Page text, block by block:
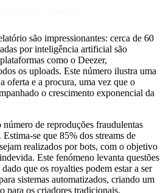
são impressionantes: cerca de 60
por inteligência artificial são
como o Deezer,
os uploads. Este número ilustra uma
oferta e a procura, uma vez que o
o crescimento exponencial da
de reproduções fraudulentas
Estima-se que 85% dos streams de
realizados por bots, com o objetivo
Este fenómeno levanta questões
que os royalties podem estar a ser
sistemas automatizados, criando um
para os criadores tradicionais.